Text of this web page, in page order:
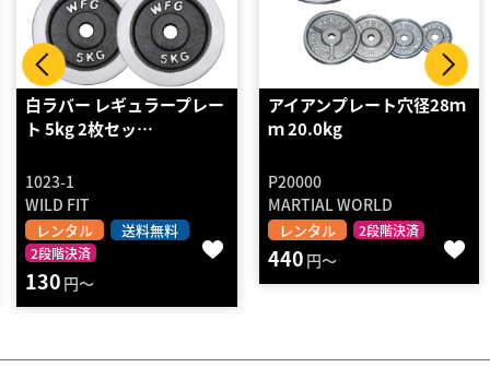
アイアンプレート穴径28ｍ
ｍ 20.0kg
P20000
MARTIAL WORLD
レンタル 2段階決済
440円～
オリンピックカラープレー
ト２０ＫＧ ２枚セット
PR010ST2000
BODYMAKER
レンタル 送料無料
2段階決済
1210円～